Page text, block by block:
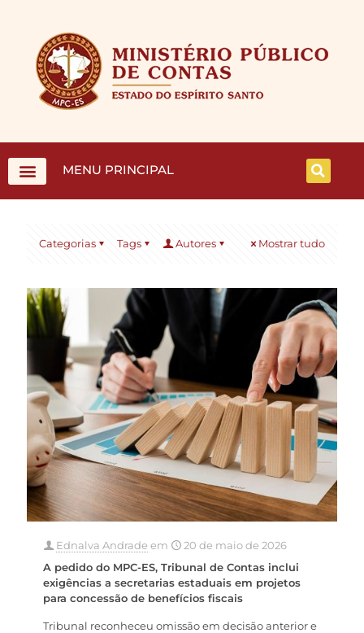
MENU PRINCIPAL
Categorias Tags Autores Mostrar tudo
Ednalva Andrade em
20 de maio de 2026
A pedido do MPC-ES, Tribunal de Contas inclui
exigências a secretarias estaduais em projetos
para concessão de benefícios fiscais
Tribunal reconheceu omissão em decisão anterior e